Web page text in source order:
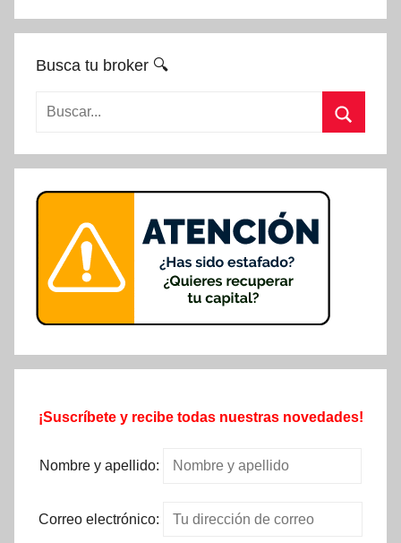
Busca tu broker 🔍
Buscar:
¡Suscríbete y recibe todas nuestras novedades!
Nombre y apellido:
Correo electrónico: